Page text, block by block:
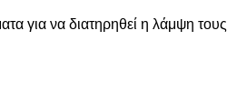
για να διατηρηθεί η λάμψη τους